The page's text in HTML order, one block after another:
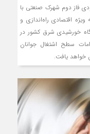
فاز دوم شهرک صنعتی با
ویژه اقتصادی راه‌اندازی و
خورشیدی شرق کشور در
سطح اشتغال جوانان
خواهد یافت.